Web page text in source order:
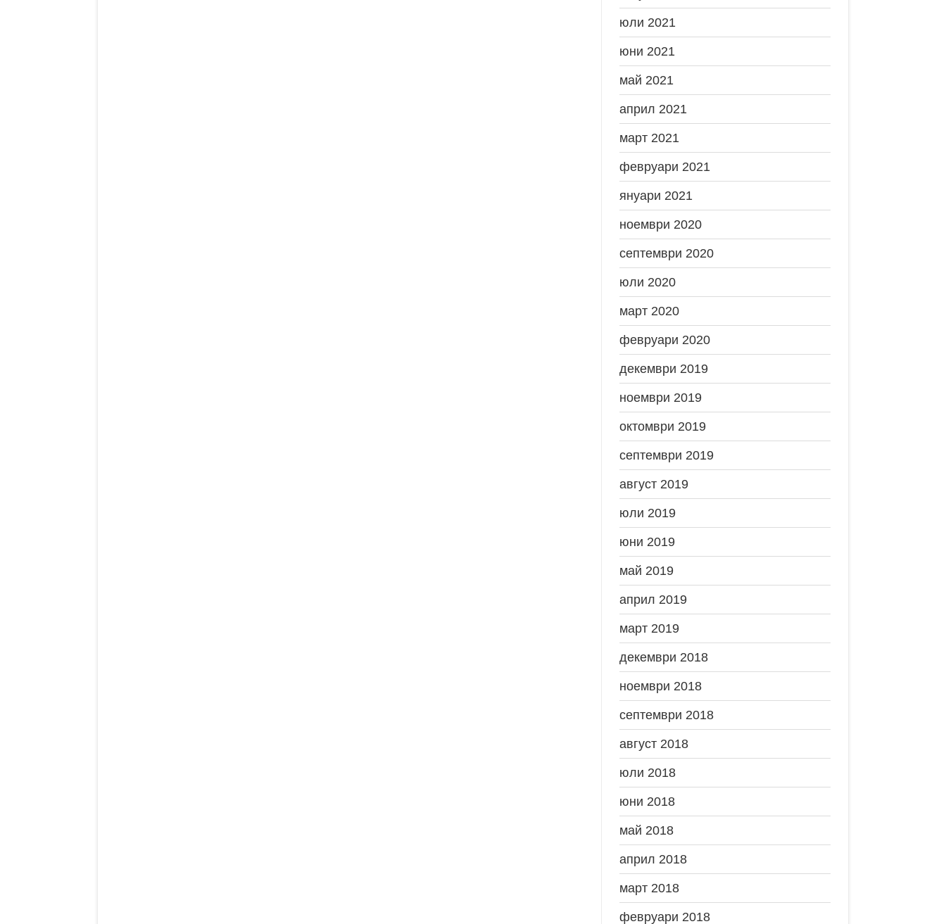
юли 2021
юни 2021
май 2021
април 2021
март 2021
февруари 2021
януари 2021
ноември 2020
септември 2020
юли 2020
март 2020
февруари 2020
декември 2019
ноември 2019
октомври 2019
септември 2019
август 2019
юли 2019
юни 2019
май 2019
април 2019
март 2019
декември 2018
ноември 2018
септември 2018
август 2018
юли 2018
юни 2018
май 2018
април 2018
март 2018
февруари 2018